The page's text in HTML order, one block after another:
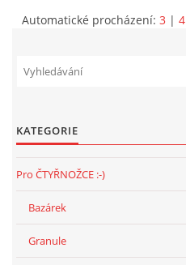
VÝROČNÍ ZPRÁVY
KONTAKT
NAPSALI O NÁS
NATÁČENÍ V TELEVIZI
Automatické procházení: 3 | 4
KATEGORIE
Pro ČTYŘNOŽCE :-)
Bazárek
Granule